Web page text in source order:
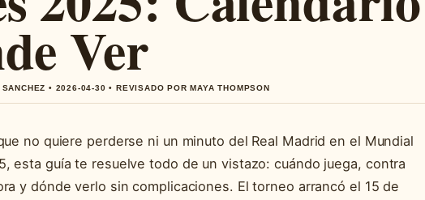
Ver
• 2026-04-30 • REVISADO POR MAYA THOMPSON
no quiere perderse ni un minuto del Real Madrid en el Mundial
esta guía te resuelve todo de un vistazo: cuándo juega, contra
y dónde verlo sin complicaciones. El torneo arrancó el 15 de